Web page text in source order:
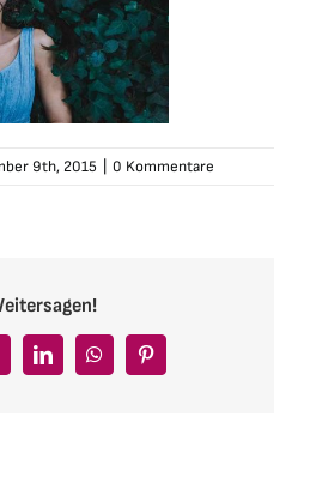
9th, 2015 0 Kommentare
LinkedInWhatsAppPinterest